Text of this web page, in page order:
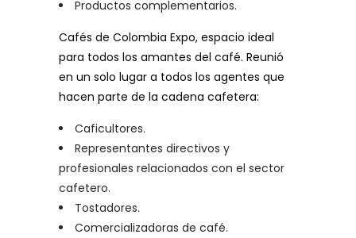
Productos complementarios.
Cafés de Colombia Expo, espacio ideal
para todos los amantes del café. Reunió
en un solo lugar a todos los agentes que
hacen parte de la cadena cafetera:
Caficultores.
Representantes directivos y
profesionales relacionados con el sector
cafetero.
Tostadores.
Comercializadoras de café.